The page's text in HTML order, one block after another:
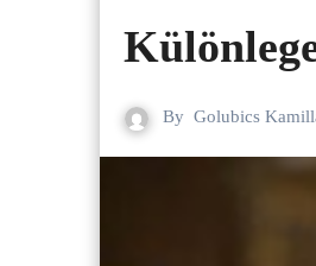
By Golubics